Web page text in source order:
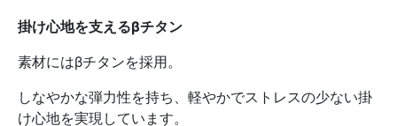
掛け心地を支えるβチタン
素材にはβチタンを採用。
しなやかな弾力性を持ち、軽やかでストレスの少ない掛
け心地を実現しています。